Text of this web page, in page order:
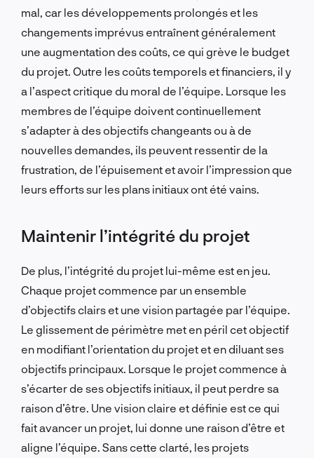
mal, car les développements prolongés et les
changements imprévus entraînent généralement
une augmentation des coûts, ce qui grève le budget
du projet. Outre les coûts temporels et financiers, il y
a l’aspect critique du moral de l’équipe. Lorsque les
membres de l’équipe doivent continuellement
s’adapter à des objectifs changeants ou à de
nouvelles demandes, ils peuvent ressentir de la
frustration, de l’épuisement et avoir l’impression que
leurs efforts sur les plans initiaux ont été vains.
Maintenir l’intégrité du projet
De plus, l’intégrité du projet lui-même est en jeu.
Chaque projet commence par un ensemble
d’objectifs clairs et une vision partagée par l’équipe.
Le glissement de périmètre met en péril cet objectif
en modifiant l’orientation du projet et en diluant ses
objectifs principaux. Lorsque le projet commence à
s’écarter de ses objectifs initiaux, il peut perdre sa
raison d’être. Une vision claire et définie est ce qui
fait avancer un projet, lui donne une raison d’être et
aligne l’équipe. Sans cette clarté, les projets